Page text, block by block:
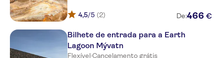
Pearl of the North Apartments,
Munkathverárstræti 33
Foss Hotel Mývatn
Sel-Hótel Mývatn, Northeast,
4,5/5 (2) De:466 €
Bilhete de entrada para a Earth
Lagoon Mývatn
Flexível·Cancelamento grátis